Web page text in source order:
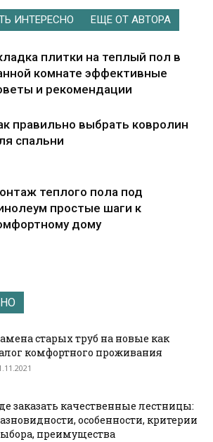
ИНТЕРЕСНО ЕЩЕ ОТ АВТОРА
плитки на теплый пол в
комнате эффективные
и рекомендации
правильно выбрать ковролин
спальни
теплого пола под
простые шаги к
дому
старых труб на новые как
комфортного проживания
заказать качественные лестницы:
особенности, критерии
преимущества